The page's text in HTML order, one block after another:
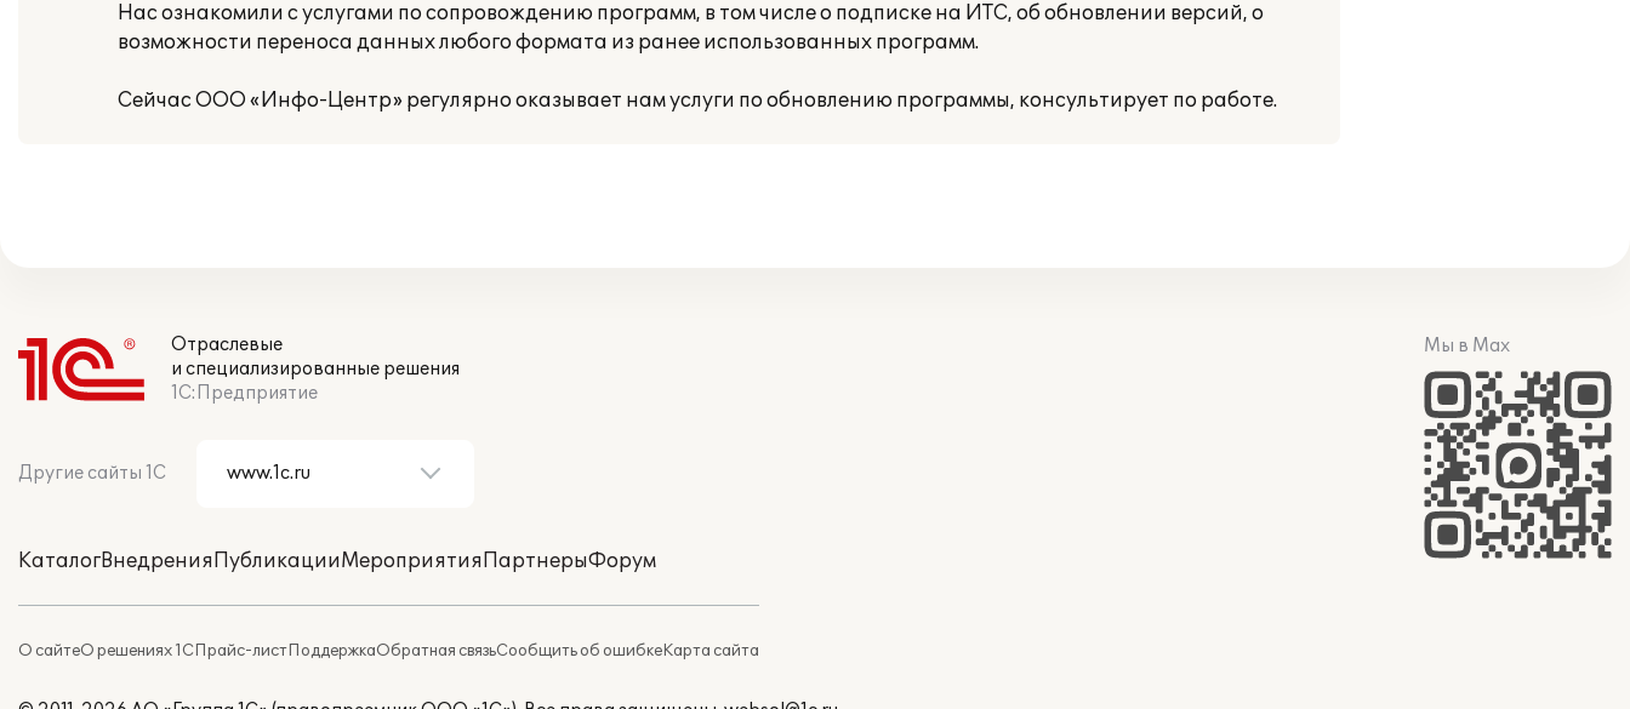
Нас ознакомили с услугами по сопровождению программ, в том числе о подписке на ИТС, об обновлении версий, о
возможности переноса данных любого формата из ранее использованных программ.
Сейчас ООО «Инфо-Центр» регулярно оказывает нам услуги по обновлению программы, консультирует по работе.
Отраслевые
и специализированные решения
1С:Предприятие
Другие сайты 1С
КаталогВнедренияПубликацииМероприятияПартнерыФорум
О сайтеО решениях 1СПрайс-листПоддержкаОбратная связьСообщить об ошибкеКарта сайта
Мы в Max